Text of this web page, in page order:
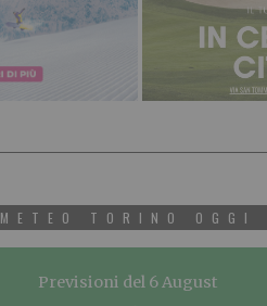
METEO TORINO OGGI
Previsioni del 6 August